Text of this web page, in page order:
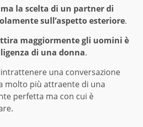
ma la scelta di un partner di
sull’aspetto esteriore.
maggiormente gli uomini è
di una donna.
una conversazione
molto più attraente di una
perfetta ma con cui è